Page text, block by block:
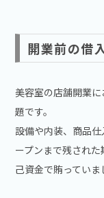
開業前の借
美容室の店舗開業
題です。
設備や内装、商品
ープンまで残され
己資金で賄っていま